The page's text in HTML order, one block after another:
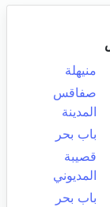
منيهلة
صفاقس
المدينة
باب بحر
قصيبة
المديوني
باب بحر